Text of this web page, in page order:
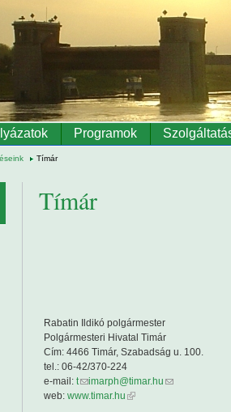
Programok
Tímár
Tímár
Rabatin Ildikó polgármester
Polgármesteri Hivatal Timár
Cím: 4466 Timár, Szabadság u. 100.
tel.: 06-42/370-224
e-mail: t
imarph@timar.hu
web: www.timar.hu